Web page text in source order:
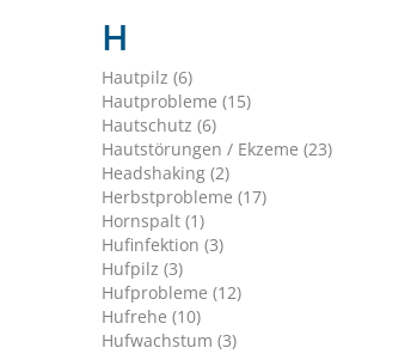
H
Hautpilz (6)
Hautprobleme (15)
Hautschutz (6)
Hautstörungen / Ekzeme (23)
Headshaking (2)
Herbstprobleme (17)
Hornspalt (1)
Hufinfektion (3)
Hufpilz (3)
Hufprobleme (12)
Hufrehe (10)
Hufwachstum (3)